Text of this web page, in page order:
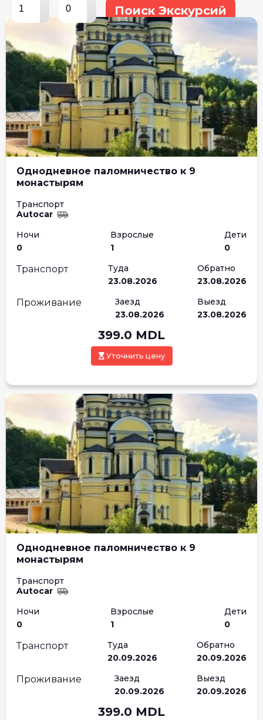
▾
▾
Поиск Экскурсий
Однодневное паломничество к 9
монастырям
Транспорт
Autocar
Ночи
0
Взрослые
1
Дети
0
Транспорт
Туда
23.08.2026
Обратно
23.08.2026
Проживание
Заезд
23.08.2026
Выезд
23.08.2026
399.0 MDL
Уточнить цену
Однодневное паломничество к 9
монастырям
Транспорт
Autocar
Ночи
0
Взрослые
1
Дети
0
Транспорт
Туда
20.09.2026
Обратно
20.09.2026
Проживание
Заезд
20.09.2026
Выезд
20.09.2026
399.0 MDL